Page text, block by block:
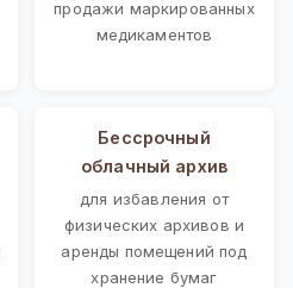
продажи маркированных
медикаментов
Бессрочный
облачный архив
для избавления от
физических архивов и
аренды помещений под
хранение бумаг